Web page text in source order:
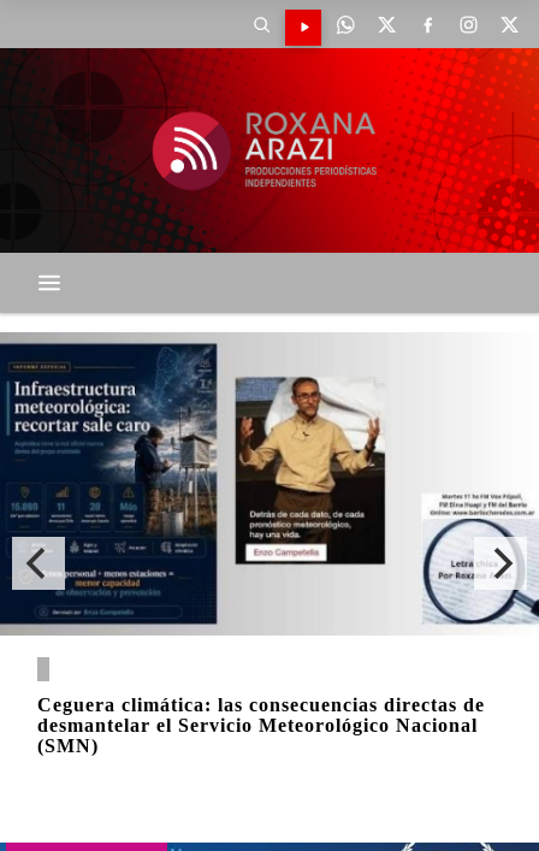
Ceguera climática: las consecuencias directas de
desmantelar el Servicio Meteorológico Nacional
(SMN)